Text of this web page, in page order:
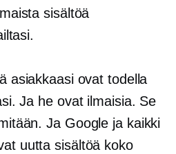
sisältöä
asiakkaasi ovat todella
Ja he ovat ilmaisia. Se
Ja Google ja kaikki
uutta sisältöä koko